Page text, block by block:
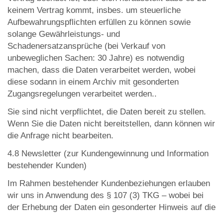
keinem Vertrag kommt, insbes. um steuerliche
Aufbewahrungspflichten erfüllen zu können sowie
solange Gewährleistungs- und
Schadenersatzansprüche (bei Verkauf von
unbeweglichen Sachen: 30 Jahre) es notwendig
machen, dass die Daten verarbeitet werden, wobei
diese sodann in einem Archiv mit gesonderten
Zugangsregelungen verarbeitet werden..
Sie sind nicht verpflichtet, die Daten bereit zu stellen.
Wenn Sie die Daten nicht bereitstellen, dann können wir
die Anfrage nicht bearbeiten.
4.8 Newsletter (zur Kundengewinnung und Information
bestehender Kunden)
Im Rahmen bestehender Kundenbeziehungen erlauben
wir uns in Anwendung des § 107 (3) TKG – wobei bei
der Erhebung der Daten ein gesonderter Hinweis auf die